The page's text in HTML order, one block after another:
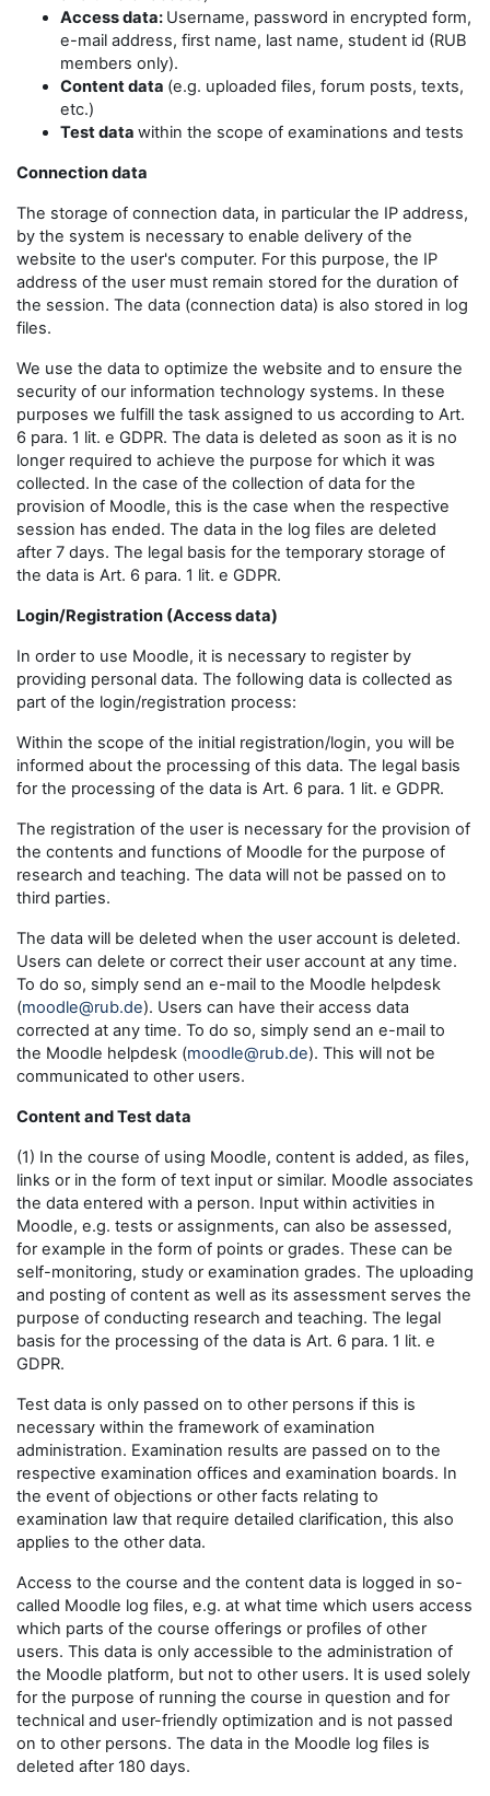
Access data: Username, password in encrypted form,
e-mail address, first name, last name, student id (RUB
members only).
Content data (e.g. uploaded files, forum posts, texts,
etc.)
Test data within the scope of examinations and tests
Connection data
The storage of connection data, in particular the IP address,
by the system is necessary to enable delivery of the
website to the user's computer. For this purpose, the IP
address of the user must remain stored for the duration of
the session. The data (connection data) is also stored in log
files.
We use the data to optimize the website and to ensure the
security of our information technology systems. In these
purposes we fulfill the task assigned to us according to Art.
6 para. 1 lit. e GDPR. The data is deleted as soon as it is no
longer required to achieve the purpose for which it was
collected. In the case of the collection of data for the
provision of Moodle, this is the case when the respective
session has ended. The data in the log files are deleted
after 7 days. The legal basis for the temporary storage of
the data is Art. 6 para. 1 lit. e GDPR.
Login/Registration (Access data)
In order to use Moodle, it is necessary to register by
providing personal data. The following data is collected as
part of the login/registration process:
Within the scope of the initial registration/login, you will be
informed about the processing of this data. The legal basis
for the processing of the data is Art. 6 para. 1 lit. e GDPR.
The registration of the user is necessary for the provision of
the contents and functions of Moodle for the purpose of
research and teaching. The data will not be passed on to
third parties.
The data will be deleted when the user account is deleted.
Users can delete or correct their user account at any time.
To do so, simply send an e-mail to the Moodle helpdesk
(moodle@rub.de). Users can have their access data
corrected at any time. To do so, simply send an e-mail to
the Moodle helpdesk (moodle@rub.de). This will not be
communicated to other users.
Content and Test data
(1) In the course of using Moodle, content is added, as files,
links or in the form of text input or similar. Moodle associates
the data entered with a person. Input within activities in
Moodle, e.g. tests or assignments, can also be assessed,
for example in the form of points or grades. These can be
self-monitoring, study or examination grades. The uploading
and posting of content as well as its assessment serves the
purpose of conducting research and teaching. The legal
basis for the processing of the data is Art. 6 para. 1 lit. e
GDPR.
Test data is only passed on to other persons if this is
necessary within the framework of examination
administration. Examination results are passed on to the
respective examination offices and examination boards. In
the event of objections or other facts relating to
examination law that require detailed clarification, this also
applies to the other data.
Access to the course and the content data is logged in so-
called Moodle log files, e.g. at what time which users access
which parts of the course offerings or profiles of other
users. This data is only accessible to the administration of
the Moodle platform, but not to other users. It is used solely
for the purpose of running the course in question and for
technical and user-friendly optimization and is not passed
on to other persons. The data in the Moodle log files is
deleted after 180 days.